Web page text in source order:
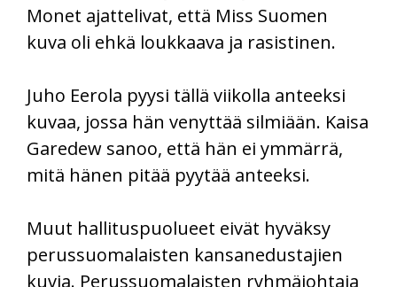
Monet ajattelivat, että Miss Suomen
kuva oli ehkä loukkaava ja rasistinen.
Juho Eerola pyysi tällä viikolla anteeksi
kuvaa, jossa hän venyttää silmiään. Kaisa
Garedew sanoo, että hän ei ymmärrä,
mitä hänen pitää pyytää anteeksi.
Muut hallituspuolueet eivät hyväksy
perussuomalaisten kansanedustajien
kuvia. Perussuomalaisten ryhmäjohtaja